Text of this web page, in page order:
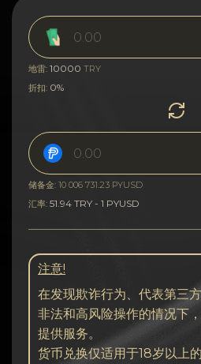
地雷: 10000 TRY
折扣: 0%
储备金: 10 006 731.23 PYUSD
汇率: 51.94 TRY - 1 PYUSD
注意!
在发现欺诈行为、代表第三
非法和高风险操作的情况下
提供服务。
货币兑换仅适用于18岁以上